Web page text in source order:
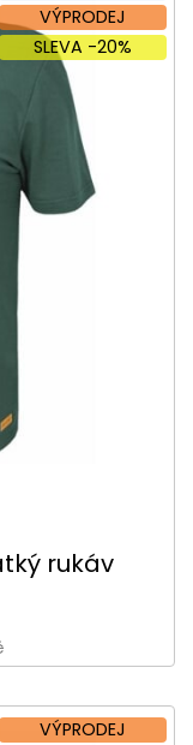
VÝPRODEJ
SLEVA -20%
rukáv
VÝPRODEJ